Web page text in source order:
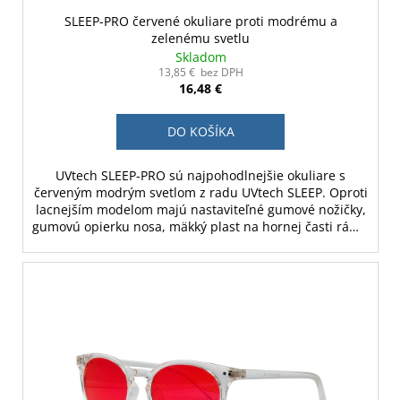
SLEEP-PRO červené okuliare proti modrému a
zelenému svetlu
Skladom
13,85 € bez DPH
16,48 €
DO KOŠÍKA
UVtech SLEEP-PRO sú najpohodlnejšie okuliare s
červeným modrým svetlom z radu UVtech SLEEP. Oproti
lacnejším modelom majú nastaviteľné gumové nožičky,
gumovú opierku nosa, mäkký plast na hornej časti rámu